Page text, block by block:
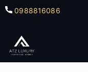
0988816086